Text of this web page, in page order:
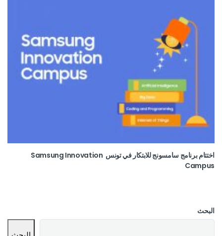
اختتام برنامج سامسونج للابتكار في تونس Samsung Innovation
Campus
البحث